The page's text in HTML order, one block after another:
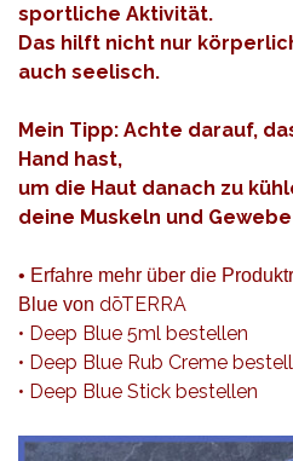
sportliche Aktivität.
Das hilft nicht nur
auch seelisch.
Mein Tipp: Achte darauf,
Hand hast,
um die Haut danach zu
deine Muskeln und
• Erfahre mehr über die
Blue von dōTERRA
• Deep Blue 5ml bestellen
• Deep Blue Rub Creme
• Deep Blue Stick bestellen